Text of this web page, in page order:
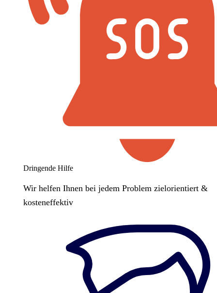
Dringende Hilfe
Wir helfen Ihnen bei jedem Problem zielorientiert &
kosteneffektiv